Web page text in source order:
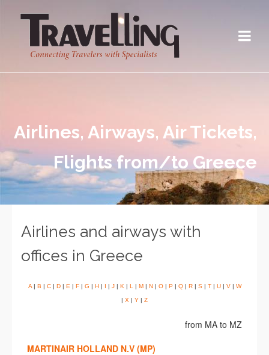
Airlines, Airways, Air Tickets,
Flights from/to Greece
Airlines and airways with
offices in Greece
A| B | C| D| E | F| G | H| I | J| K | L | M| N| O| P | Q| R| S| T| U| V| W
| X | Y | Z
from MA to MZ
MARTINAIR HOLLAND N.V (MP)